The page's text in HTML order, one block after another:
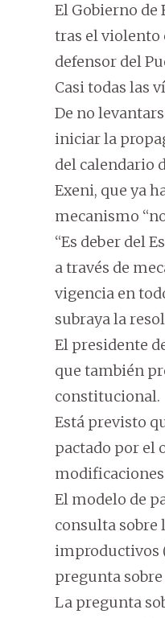
El Gobierno de
tras el violento
defensor del
Casi todas las
De no
iniciar la
del calendario
Exeni, que ya
mecanismo
“Es deber del
a través de
vigencia en
subraya la
El presidente
que también
constitucional.
Está previsto
pactado por el
El modelo de
consulta sobre
improductivos
pregunta
La pregunta